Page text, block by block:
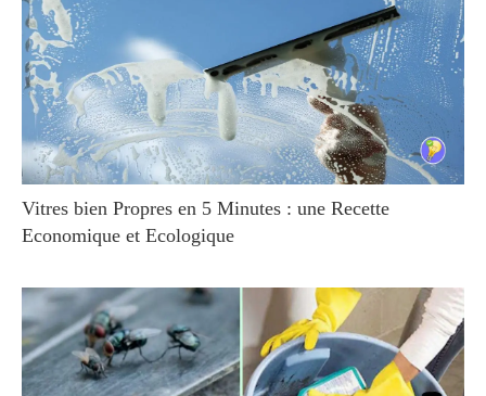
Vitres bien Propres en 5 Minutes : une Recette
Economique et Ecologique